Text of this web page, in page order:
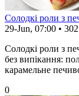
Солодкі роли з
29-Jun, 07:00 • 302
Солодкі роли з
без випікання:
карамельне
0